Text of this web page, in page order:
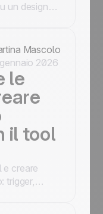
un design
Mascolo
gennaio 2026
le
il tool
e creare
trigger,